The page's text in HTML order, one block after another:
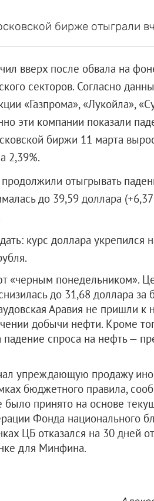
бирже отыграли
вверх после обвала на
секторов. Согласно
«Газпрома», «Лукойла»,
эти компании показали
биржи 11 марта
2,39%.
отыгрывать
до 39,59 доллара
курс доллара укрепился
«черным понедельником».
до 31,68 доллара за
Аравия не пришли
добычи нефти. Кроме
спроса на нефть —
упреждающую продажу
бюджетного правила,
было принято на основе
Фонда национального
ЦБ отказался на 30 дней
для Минфина.